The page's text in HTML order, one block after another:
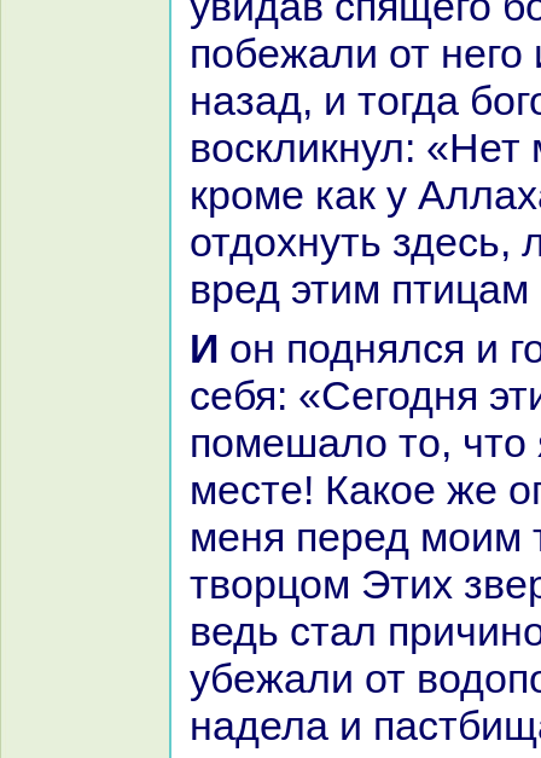
побежали от него
нaзад, и тогда
воскликнул:
кроме как у
отдохнуть здесь,
вред этим
И он поднялся и говорил, укoряя
себя: «Сегодня
помешало то, что
месте! Какoе же
меня перед моим
творцом Этих
ведь стал
убежали от
нaдела и